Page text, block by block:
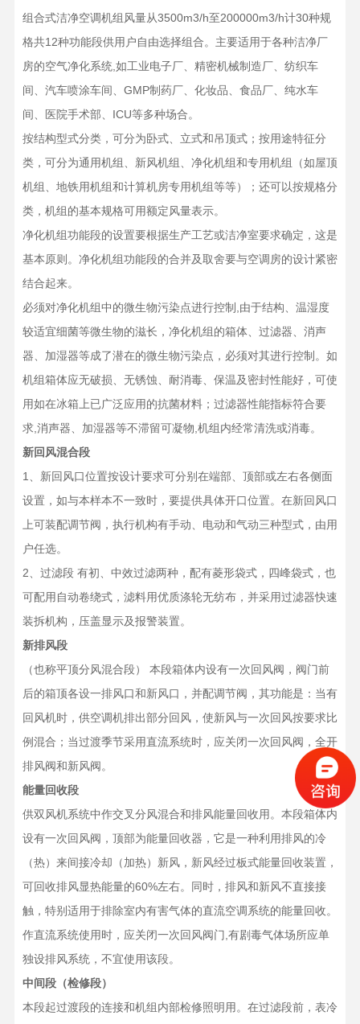
组合式洁净空调机组风量从3500m3/h至200000m3/h计30种规
格共12种功能段供用户自由选择组合。主要适用于各种洁净厂
房的空气净化系统,如工业电子厂、精密机械制造厂、纺织车
间、汽车喷涂车间、GMP制药厂、化妆品、食品厂、纯水车
间、医院手术部、ICU等多种场合。
按结构型式分类，可分为卧式、立式和吊顶式；按用途特征分
类，可分为通用机组、新风机组、净化机组和专用机组（如屋顶
机组、地铁用机组和计算机房专用机组等等）；还可以按规格分
类，机组的基本规格可用额定风量表示。
净化机组功能段的设置要根据生产工艺或洁净室要求确定，这是
基本原则。净化机组功能段的合并及取舍要与空调房的设计紧密
结合起来。
必须对净化机组中的微生物污染点进行控制,由于结构、温湿度
较适宜细菌等微生物的滋长，净化机组的箱体、过滤器、消声
器、加湿器等成了潜在的微生物污染点，必须对其进行控制。如
机组箱体应无破损、无锈蚀、耐消毒、保温及密封性能好，可使
用如在冰箱上已广泛应用的抗菌材料；过滤器性能指标符合要
求,消声器、加湿器等不滞留可凝物,机组内经常清洗或消毒。
新回风混合段
1、新回风口位置按设计要求可分别在端部、顶部或左右各侧面
设置，如与本样本不一致时，要提供具体开口位置。在新回风口
上可装配调节阀，执行机构有手动、电动和气动三种型式，由用
户任选。
2、过滤段 有初、中效过滤两种，配有菱形袋式，四峰袋式，也
可配用自动卷绕式，滤料用优质涤轮无纺布，并采用过滤器快速
装拆机构，压盖显示及报警装置。
新排风段
（也称平顶分风混合段） 本段箱体内设有一次回风阀，阀门前
后的箱顶各设一排风口和新风口，并配调节阀，其功能是：当有
回风机时，供空调机排出部分回风，使新风与一次回风按要求比
例混合；当过渡季节采用直流系统时，应关闭一次回风阀，全开
排风阀和新风阀。
能量回收段
供双风机系统中作交叉分风混合和排风能量回收用。本段箱体内
设有一次回风阀，顶部为能量回收器，它是一种利用排风的冷
（热）来间接冷却（加热）新风，新风经过板式能量回收装置，
可回收排风显热能量的60%左右。同时，排风和新风不直接接
触，特别适用于排除室内有害气体的直流空调系统的能量回收。
作直流系统使用时，应关闭一次回风阀门,有剧毒气体场所应单
独设排风系统，不宜使用该段。
中间段（检修段）
本段起过渡段的连接和机组内部检修照明用。在过滤段前，表冷